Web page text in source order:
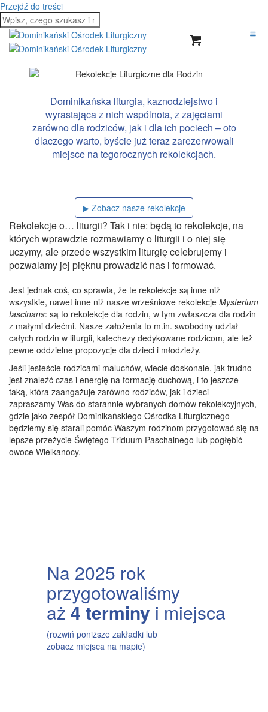
Przejdź do treści
Dominikańska liturgia, kaznodziejstwo i
wyrastająca z nich wspólnota, z zajęciami
zarówno dla rodziców, jak i dla ich pociech – oto
dlaczego warto, byście już teraz zarezerwowali
miejsce na tegorocznych rekolekcjach.
▶ Zobacz nasze rekolekcje
Rekolekcje o… liturgii? Tak i nie: będą to rekolekcje, na
których wprawdzie rozmawiamy o liturgii i o niej się
uczymy, ale przede wszystkim liturgię celebrujemy i
pozwalamy jej pięknu prowadzić nas i formować.
Jest jednak coś, co sprawia, że te rekolekcje są inne niż
wszystkie, nawet inne niż nasze wrześniowe rekolekcje Mysterium
fascinans: są to rekolekcje dla rodzin, w tym zwłaszcza dla rodzin
z małymi dziećmi. Nasze założenia to m.in. swobodny udział
całych rodzin w liturgii, katechezy dedykowane rodzicom, ale też
pewne oddzielne propozycje dla dzieci i młodzieży.
Jeśli jesteście rodzicami maluchów, wiecie doskonale, jak trudno
jest znaleźć czas i energię na formację duchową, i to jeszcze
taką, która zaangażuje zarówno rodziców, jak i dzieci –
zapraszamy Was do starannie wybranych domów rekolekcyjnych,
gdzie jako zespół Dominikańskiego Ośrodka Liturgicznego
będziemy się starali pomóc Waszym rodzinom przygotować się na
lepsze przeżycie Świętego Triduum Paschalnego lub pogłębić
owoce Wielkanocy.
Na 2025 rok
przygotowaliśmy
aż 4 terminy i miejsca
(rozwiń poniższe zakładki lub
zobacz miejsca na mapie)